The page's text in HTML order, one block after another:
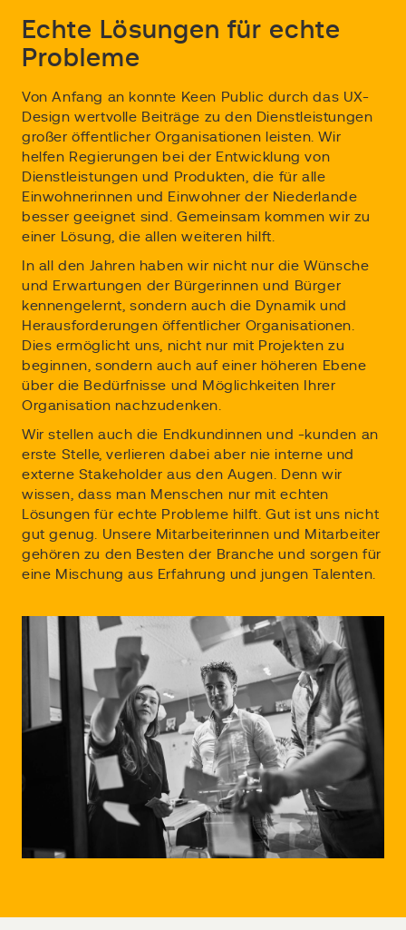
Echte Lösungen für echte
Probleme
Von Anfang an konnte Keen Public durch das UX-
Design wertvolle Beiträge zu den Dienstleistungen
großer öffentlicher Organisationen leisten. Wir
helfen Regierungen bei der Entwicklung von
Dienstleistungen und Produkten, die für alle
Einwohnerinnen und Einwohner der Niederlande
besser geeignet sind. Gemeinsam kommen wir zu
einer Lösung, die allen weiteren hilft.
In all den Jahren haben wir nicht nur die Wünsche
und Erwartungen der Bürgerinnen und Bürger
kennengelernt, sondern auch die Dynamik und
Herausforderungen öffentlicher Organisationen.
Dies ermöglicht uns, nicht nur mit Projekten zu
beginnen, sondern auch auf einer höheren Ebene
über die Bedürfnisse und Möglichkeiten Ihrer
Organisation nachzudenken.
Wir stellen auch die Endkundinnen und -kunden an
erste Stelle, verlieren dabei aber nie interne und
externe Stakeholder aus den Augen. Denn wir
wissen, dass man Menschen nur mit echten
Lösungen für echte Probleme hilft. Gut ist uns nicht
gut genug. Unsere Mitarbeiterinnen und Mitarbeiter
gehören zu den Besten der Branche und sorgen für
eine Mischung aus Erfahrung und jungen Talenten.